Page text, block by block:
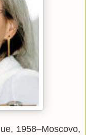
1958–Moscovo,